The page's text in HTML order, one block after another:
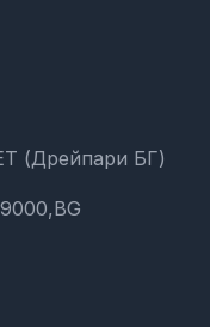
(Дрейпари БГ)